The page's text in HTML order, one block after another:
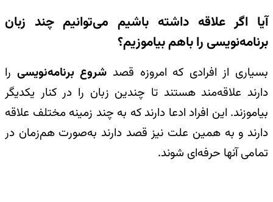
آیا اگر علاقه داشته باشیم می‌توانیم چند زبان
برنامه‌نویسی را باهم بیاموزیم؟
بسیاری از افرادی که امروزه قصد شروع برنامه‌نویسی را
دارند علاقه‌مند هستند تا چندین زبان را در کنار یکدیگر
بیاموزند. این افراد ادعا دارند که به چند زمینه مختلف علاقه
دارند و به همین علت نیز قصد دارند به‌صورت هم‌زمان در
تمامی آنها حرفه‌ای شوند.